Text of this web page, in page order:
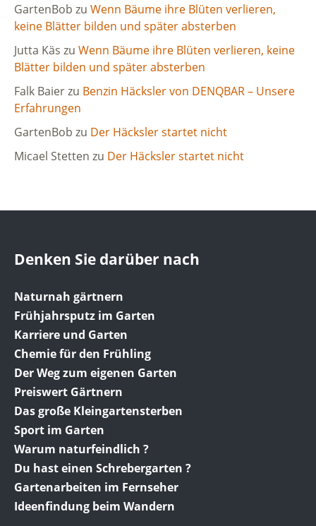
GartenBob zu Wenn Bäume ihre Blüten verlieren,
keine Blätter bilden und später absterben
Jutta Käs zu Wenn Bäume ihre Blüten verlieren, keine
Blätter bilden und später absterben
Falk Baierzu Benzin Häcksler von DENQBAR – Unsere
Erfahrungen
GartenBob zu Der Häcksler startet nicht
Micael Stetten zu Der Häcksler startet nicht
Denken Sie darüber nach
Naturnah gärtnern
Frühjahrsputz im Garten
Karriere und Garten
Chemie für den Frühling
Der Weg zum eigenen Garten
Preiswert Gärtnern
Das große Kleingartensterben
Sport im Garten
Warum naturfeindlich ?
Du hast einen Schrebergarten ?
Gartenarbeiten im Fernseher
Ideenfindung beim Wandern